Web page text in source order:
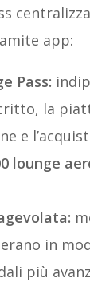
app:
Pass:
la
e
lounge
in
più